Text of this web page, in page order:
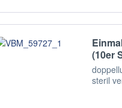
(10er
steril